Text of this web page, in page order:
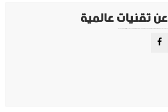
عن تقنيات عالمية